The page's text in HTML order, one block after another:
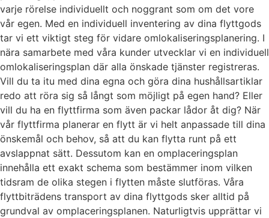
varje rörelse individuellt och noggrant som om det vore
vår egen. Med en individuell inventering av dina flyttgods
tar vi ett viktigt steg för vidare omlokaliseringsplanering. I
nära samarbete med våra kunder utvecklar vi en individuell
omlokaliseringsplan där alla önskade tjänster registreras.
Vill du ta itu med dina egna och göra dina hushållsartiklar
redo att röra sig så långt som möjligt på egen hand? Eller
vill du ha en flyttfirma som även packar lådor åt dig? När
vår flyttfirma planerar en flytt är vi helt anpassade till dina
önskemål och behov, så att du kan flytta runt på ett
avslappnat sätt. Dessutom kan en omplaceringsplan
innehålla ett exakt schema som bestämmer inom vilken
tidsram de olika stegen i flytten måste slutföras. Våra
flyttbiträdens transport av dina flyttgods sker alltid på
grundval av omplaceringsplanen. Naturligtvis upprättar vi